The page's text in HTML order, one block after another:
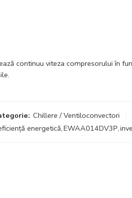
continuu viteza compresorului în
Chillere / Ventiloconvectori
energetică,EWAA014DV3P,